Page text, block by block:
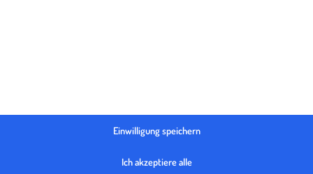
Einwilligung speichern
Ich akzeptiere alle